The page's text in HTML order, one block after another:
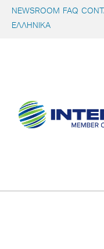
NEWSROOM FAQ
ΕΛΛΗΝΙΚΑ